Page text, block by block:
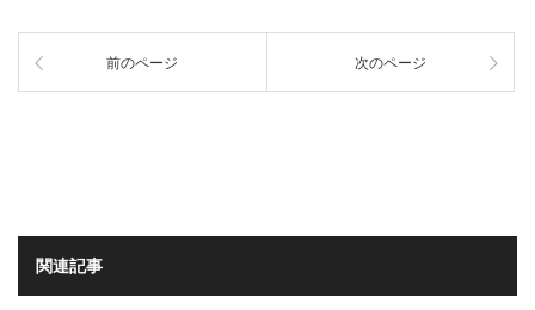
前のページ 次のページ
関連記事